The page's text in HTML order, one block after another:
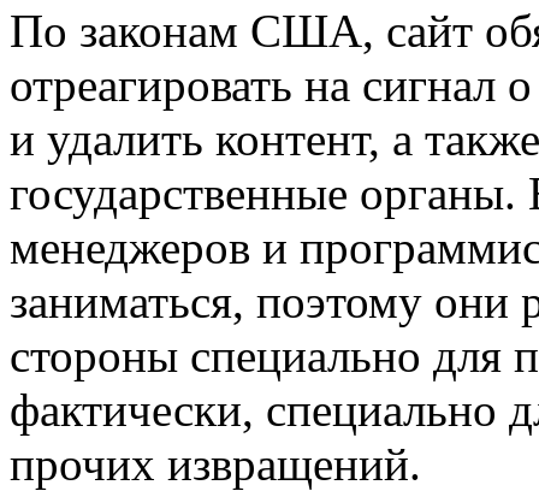
По законам США, сайт
отреагировать на сигнал
и удалить контент, а
государственные органы.
менеджеров и
заниматься, поэтому они
стороны специально для
фактически, специально
прочих извращений.